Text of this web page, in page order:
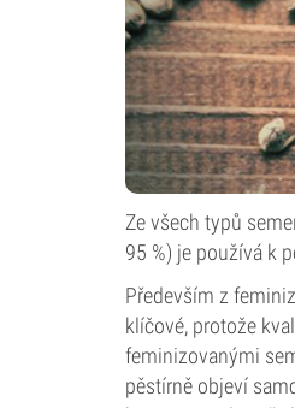
Ze všech typů
95 %) je používá k
Především z
klíčové, protože
feminizovanými
pěstírně objeví